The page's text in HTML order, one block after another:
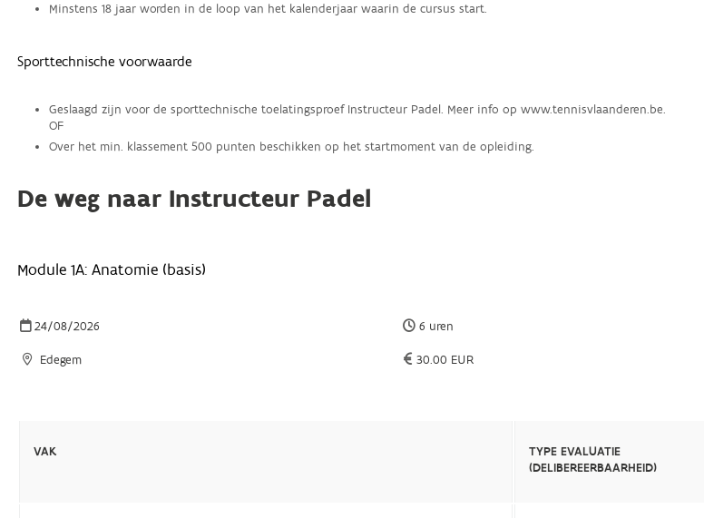
Minstens 18 jaar worden in de loop van het kalenderjaar waarin de cursus start.
Sporttechnische voorwaarde
Geslaagd zijn voor de sporttechnische toelatingsproef Instructeur Padel. Meer info op www.tennisvlaanderen.be.
OF
Over het min. klassement 500 punten beschikken op het startmoment van de opleiding.
De weg naar Instructeur Padel
Module 1A: Anatomie (basis)
24/08/2026 6 uren
Edegem 30.00 EUR
VAK
TYPE EVALUATIE
(DELIBEREERBAARHEID)